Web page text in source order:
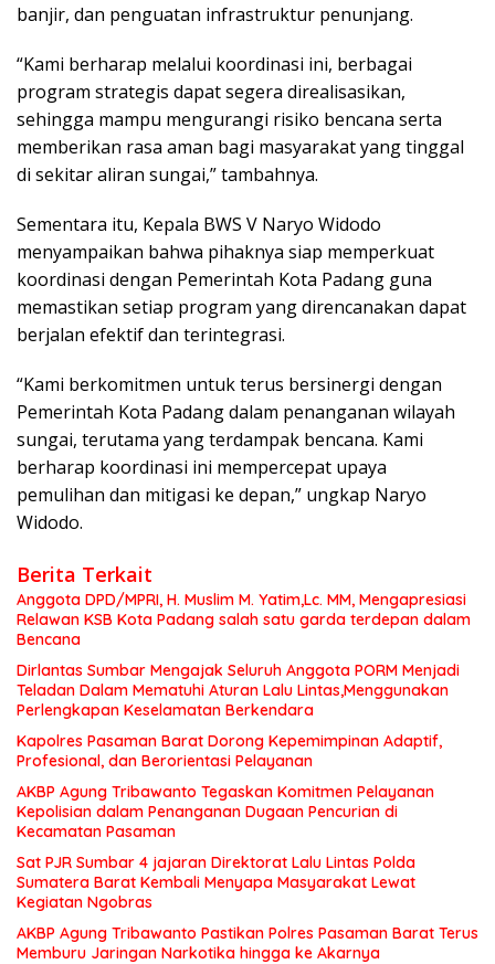
banjir, dan penguatan infrastruktur penunjang.
“Kami berharap melalui koordinasi ini, berbagai
program strategis dapat segera direalisasikan,
sehingga mampu mengurangi risiko bencana serta
memberikan rasa aman bagi masyarakat yang tinggal
di sekitar aliran sungai,” tambahnya.
Sementara itu, Kepala BWS V Naryo Widodo
menyampaikan bahwa pihaknya siap memperkuat
koordinasi dengan Pemerintah Kota Padang guna
memastikan setiap program yang direncanakan dapat
berjalan efektif dan terintegrasi.
“Kami berkomitmen untuk terus bersinergi dengan
Pemerintah Kota Padang dalam penanganan wilayah
sungai, terutama yang terdampak bencana. Kami
berharap koordinasi ini mempercepat upaya
pemulihan dan mitigasi ke depan,” ungkap Naryo
Widodo.
Berita Terkait
Anggota DPD/MPRI, H. Muslim M. Yatim,Lc. MM, Mengapresiasi
Relawan KSB Kota Padang salah satu garda terdepan dalam
Bencana
Dirlantas Sumbar Mengajak Seluruh Anggota PORM Menjadi
Teladan Dalam Mematuhi Aturan Lalu Lintas,Menggunakan
Perlengkapan Keselamatan Berkendara
Kapolres Pasaman Barat Dorong Kepemimpinan Adaptif,
Profesional, dan Berorientasi Pelayanan
AKBP Agung Tribawanto Tegaskan Komitmen Pelayanan
Kepolisian dalam Penanganan Dugaan Pencurian di
Kecamatan Pasaman
Sat PJR Sumbar 4 jajaran Direktorat Lalu Lintas Polda
Sumatera Barat Kembali Menyapa Masyarakat Lewat
Kegiatan Ngobras
AKBP Agung Tribawanto Pastikan Polres Pasaman Barat Terus
Memburu Jaringan Narkotika hingga ke Akarnya